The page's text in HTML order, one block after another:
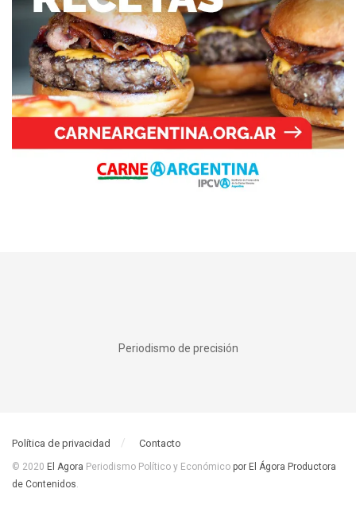
Periodismo de precisión
Política de privacidad Contacto
© 2020 El Agora Periodismo Político y Económico por El Ágora Productora
de Contenidos.